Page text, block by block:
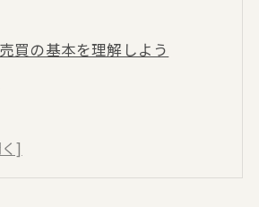
買の基本を理解しよう